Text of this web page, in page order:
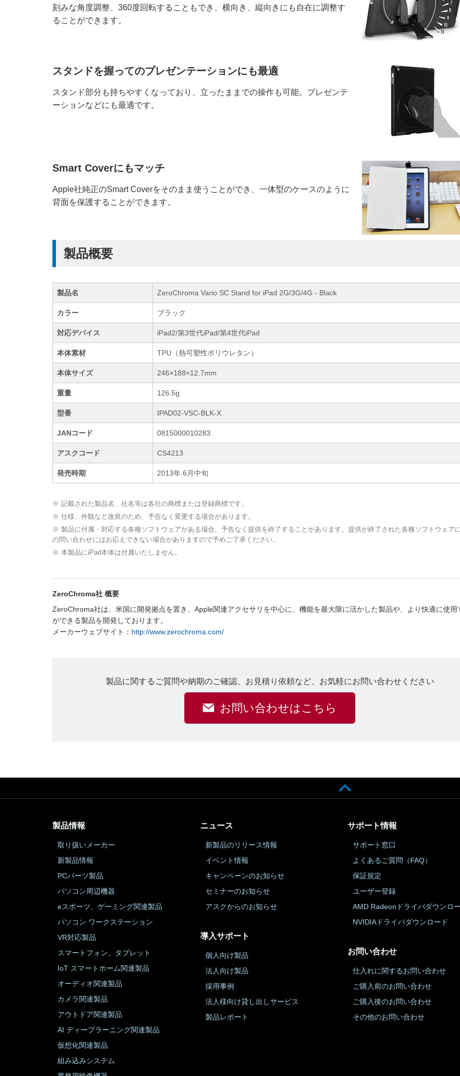
刻みな角度調整、360度回転することもでき、横向き、縦向きにも自在に調整す
ることができます。
スタンドを握ってのプレゼンテーションにも最適
スタンド部分も持ちやすくなっており、立ったままでの操作も可能。プレゼンテ
ーションなどにも最適です。
Smart Coverにもマッチ
Apple社純正のSmart Coverをそのまま使うことができ、一体型のケースのように
背面を保護することができます。
製品概要
製品名 ZeroChroma Vario SC Stand for iPad 2G/3G/4G - Black
カラー ブラック
対応デバイス iPad2/第3世代iPad/第4世代iPad
本体素材 TPU（熱可塑性ポリウレタン）
本体サイズ 246×188×12.7mm
重量 126.5g
型番 IPAD02-VSC-BLK-X
JANコード 0815000010283
アスクコード CS4213
発売時期 2013年 6月中旬
※ 記載された製品名、社名等は各社の商標または登録商標です。
※ 仕様、外観など改良のため、予告なく変更する場合があります。
※ 製品に付属・対応する各種ソフトウェアがある場合、予告なく提供を終了することがあります。提供が終了された各種ソフトウェア
の問い合わせにはお応えできない場合がありますので予めご了承ください。
※ 本製品にiPad本体は付属いたしません。
ZeroChroma社 概要
ZeroChroma社は、米国に開発拠点を置き、Apple関連アクセサリを中心に、機能を最大限に活かした製品や、より快適に使用
ができる製品を開発しております。
メーカーウェブサイト： http://www.zerochroma.com/
製品に関するご質問や納期のご確認、お見積り依頼など、お気軽にお問い合わせください
お問い合わせはこちら
製品情報
取り扱いメーカー
新製品情報
PCパーツ製品
パソコン周辺機器
eスポーツ、ゲーミング関連製品
パソコン ワークステーション
VR対応製品
スマートフォン、タブレット
IoT スマートホーム関連製品
オーディオ関連製品
カメラ関連製品
アウトドア関連製品
AI ディープラーニング関連製品
仮想化関連製品
組み込みシステム
ニュース
新製品のリリース情報
イベント情報
キャンペーンのお知らせ
セミナーのお知らせ
アスクからのお知らせ
導入サポート
個人向け製品
法人向け製品
採用事例
法人様向け貸し出しサービス
製品レポート
サポート情報
サポート窓口
よくあるご質問（FAQ）
保証規定
ユーザー登録
AMD Radeonドライバダウンロ
NVIDIAドライバダウンロード
お問い合わせ
仕入れに関するお問い合わせ
ご購入前のお問い合わせ
ご購入後のお問い合わせ
その他のお問い合わせ